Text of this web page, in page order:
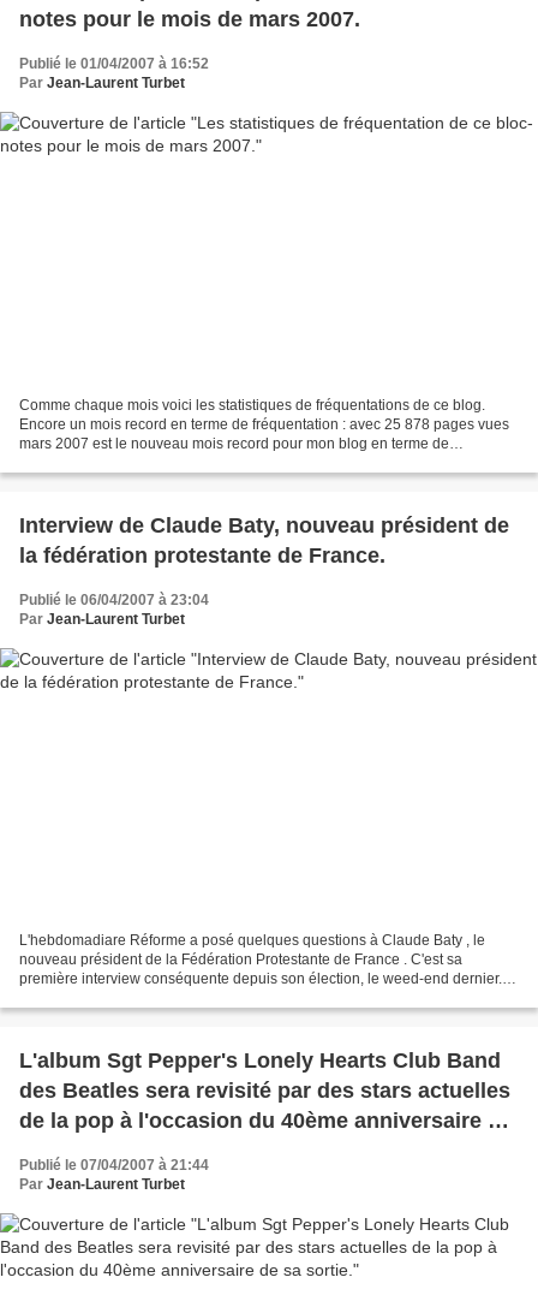
notes pour le mois de mars 2007.
Publié le 01/04/2007 à 16:52
Par Jean-Laurent Turbet
Comme chaque mois voici les statistiques de fréquentations de ce blog.
Encore un mois record en terme de fréquentation : avec 25 878 pages vues
mars 2007 est le nouveau mois record pour mon blog en terme de
Interview de Claude Baty, nouveau président de
la fédération protestante de France.
Publié le 06/04/2007 à 23:04
Par Jean-Laurent Turbet
L'hebdomadiare Réforme a posé quelques questions à Claude Baty , le
nouveau président de la Fédération Protestante de France . C'est sa
première interview conséquente depuis son élection, le weed-end dernier. Il
L'album Sgt Pepper's Lonely Hearts Club Band
des Beatles sera revisité par des stars actuelles
de la pop à l'occasion du 40ème anniversaire de
sa sortie.
Publié le 07/04/2007 à 21:44
Par Jean-Laurent Turbet